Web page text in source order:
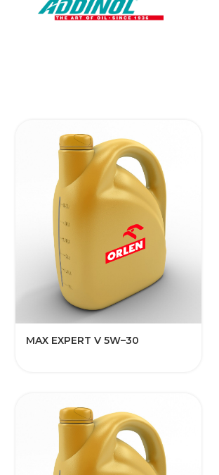
MAX EXPERT V 5W–30